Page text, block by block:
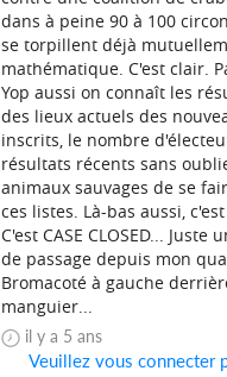
dans à peine 90 à 100
se torpillent déjà
mathématique. C'est clair.
Yop aussi on connaît les
des lieux actuels des
inscrits, le nombre
résultats récents sans
animaux sauvages de se
ces listes. Là-bas aussi,
C'est CASE CLOSED... Juste
de passage depuis mon
Bromacoté à gauche
manguier...
il y a 5 ans
Veuillez vous connecter